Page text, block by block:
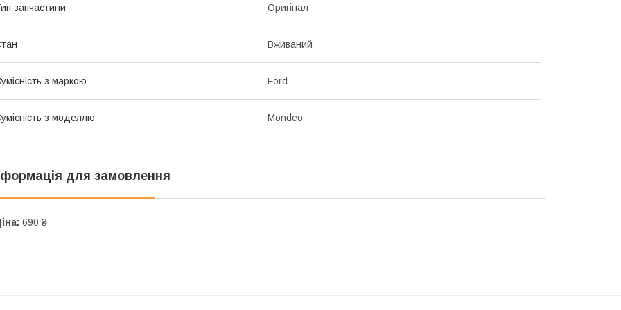
запчастини Оригінал
Вживаний
з маркою Ford
з моделлю Mondeo
для замовлення
690 ₴